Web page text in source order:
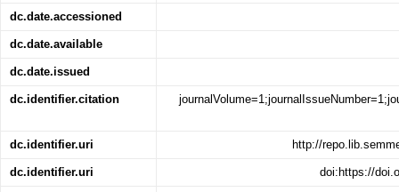
dc.date.accessioned
dc.date.available
dc.date.issued
dc.identifier.citation
dc.identifier.uri http://
dc.identifier.uri doi:https://